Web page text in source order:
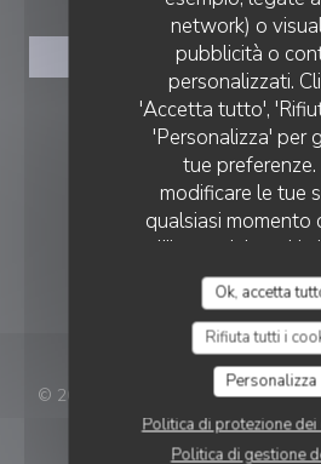
network) o
pubblicità o
personalizzati.
'Accetta tutto',
'Personalizza' per
tue preferenze.
modificare le tue
qualsiasi momento
sull'icona del cookie
sinistra delle
Ok, accetta
Rifiuta tutti i
Personalizza
Politica di protezione
Politica di gestione
PRENOTA
SEGUICI
© 2026 Frangine — Creazione del
Zenchef